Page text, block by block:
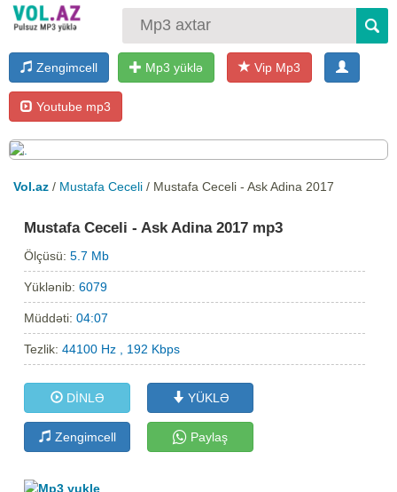
Zengimcell Mp3 yüklə Vip Mp3
Youtube mp3
Vol.az / Mustafa Ceceli / Mustafa Ceceli - Ask Adina 2017
Mustafa Ceceli - Ask Adina 2017 mp3
Ölçüsü:5.7 Mb
Yüklənib:6079
Müddəti:04:07
Tezlik:44100 Hz , 192 Kbps
DİNLƏ YÜKLƏ
Zengimcell Paylaş